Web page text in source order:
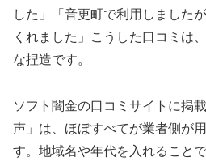
した」「音更町で利用しました
くれました」こうした口コミは
な捏造です。
ソフト闇金の口コミサイトに掲
声」は、ほぼすべてが業者側が
す。地域名や年代を入れること